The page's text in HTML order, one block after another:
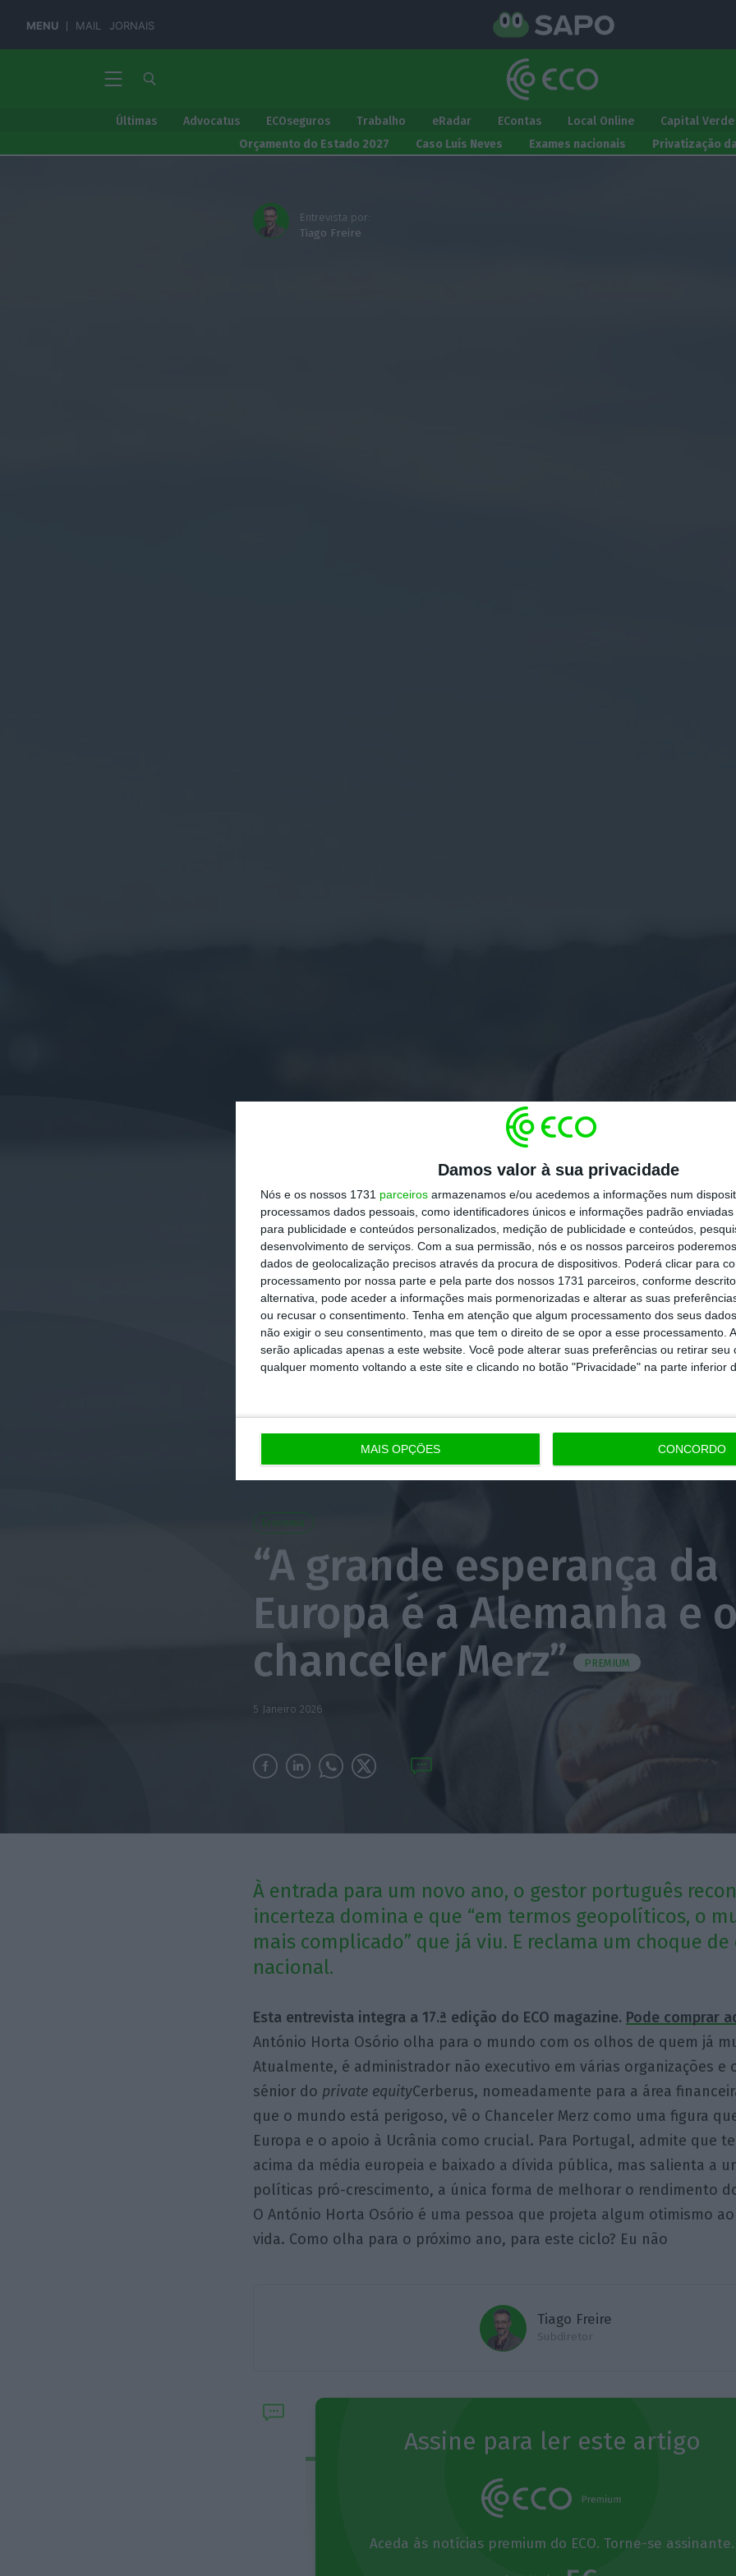
Damos valor à sua privacidade
Nós e os nossos 1731 parceiros armazenamos e/ou acedemos a informações num
processamos dados pessoais, como identificadores únicos e informações padrão
para publicidade e conteúdos personalizados, medição de publicidade e conteúdos,
desenvolvimento de serviços. Com a sua permissão, nós e os nossos parceiros
dados de geolocalização precisos através da procura de dispositivos. Poderá clicar para
processamento por nossa parte e pela parte dos nossos 1731 parceiros, conforme
alternativa, pode aceder a informações mais pormenorizadas e alterar as suas
ou recusar o consentimento. Tenha em atenção que algum processamento dos seus
não exigir o seu consentimento, mas que tem o direito de se opor a esse processamento.
serão aplicadas apenas a este website. Você pode alterar suas preferências ou retirar seu
qualquer momento voltando a este site e clicando no botão "Privacidade" na parte inferior
MAIS OPÇÕES CONCORDO
MENU MAIL JORNAIS
Últimas Advocatus ECOseguros Trabalho eRadar EContas Local Online
Capital Verde
Orçamento do Estado 2027
Caso Luís Neves Exames nacionais Privatização da
Entrevista por:
Tiago Freire
Economia
“A grande esperança da
Europa é a Alemanha e
chanceler Merz”
PREMIUM
5 Janeiro 2026
À entrada para um novo ano, o gestor português
incerteza domina e que “em termos geopolíticos, o
mais complicado” que já viu. E reclama um choque
nacional.
Esta entrevista integra a 17.ª edição do ECO magazine. Pode comprar
António Horta Osório olha para o mundo com os olhos de quem já
Atualmente, é administrador não executivo em várias organizações e
sénior do private equityCerberus, nomeadamente para a área
que o mundo está perigoso, vê o Chanceler Merz como uma figura
Europa e o apoio à Ucrânia como crucial. Para Portugal, admite que
acima da média europeia e baixado a dívida pública, mas salienta a
políticas pró-crescimento, a única forma de melhorar o rendimento
O António Horta Osório é uma pessoa que projeta algum otimismo
vida. Como olha para o próximo ano, para este ciclo? Eu não
Assine para ler este artigo
Aceda às notícias premium do ECO. Torne-se assinante.
Tiago Freire
Subdiretor
Assine o ECO Premium
No momento em que a informação é mais importante do
que nunca, apoie o jornalismo independente e rigoroso.